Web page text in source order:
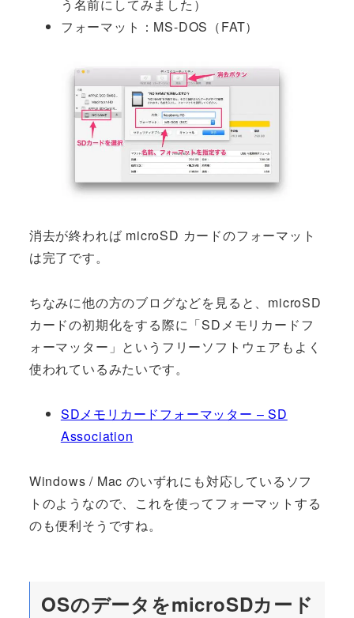
う名前にしてみました）
フォーマット：MS-DOS（FAT）
消去が終われば microSD カードのフォーマット
は完了です。
ちなみに他の方のブログなどを見ると、microSD
カードの初期化をする際に「SDメモリカードフ
ォーマッター」というフリーソフトウェアもよく
使われているみたいです。
SDメモリカードフォーマッター – SD
Association
Windows / Mac のいずれにも対応しているソフ
トのようなので、これを使ってフォーマットする
のも便利そうですね。
OSのデータをmicroSDカード